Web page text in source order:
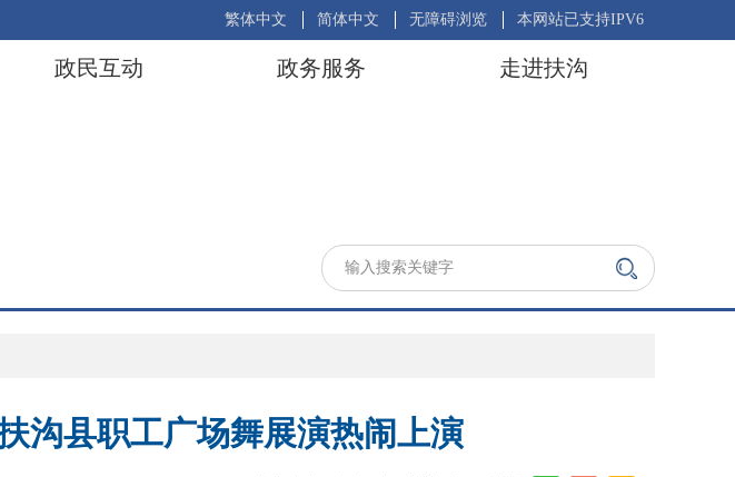
繁体中文 简体中文 无障碍浏览 本网站已支持IPV6
政民互动 政务服务 走进扶沟
沟县职工广场舞展演热闹上演